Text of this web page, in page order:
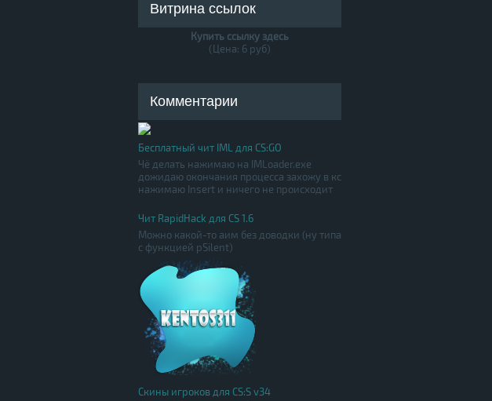
Витрина ссылок
Купить ссылку здесь
(Цена: 6 руб)
Комментарии
Бесплатный чит IML для CS:GO
Чё делать нажимаю на IMLoader.exe
дожидаю окончания процесса захожу в кс
нажимаю Insert и ничего не происходит
Чит RapidHack для CS 1.6
Можно какой-то аим без доводки (ну типа
с функцией pSilent)
Скины игроков для CS:S v34